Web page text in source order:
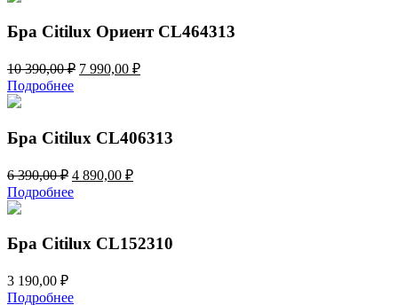
390,00 ₽.
Бра Citilux Ориент CL464313
10 390,00₽ Первоначальная
390,00 ₽.
7 990,00 ₽Текущая
Подробнее
Бра Citilux CL406313
6 390,00₽ Первоначальная
цена
составляла
390,00 ₽.
4 890,00 ₽Текущая
Подробнее
Бра Citilux CL152310
3 190,00 ₽
Подробнее